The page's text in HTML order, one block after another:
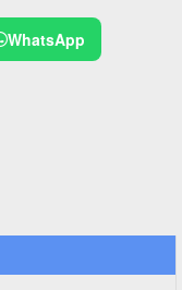
WhatsApp